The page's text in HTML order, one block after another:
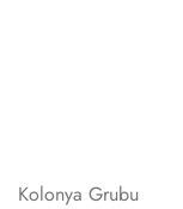
Kolonya Grubu